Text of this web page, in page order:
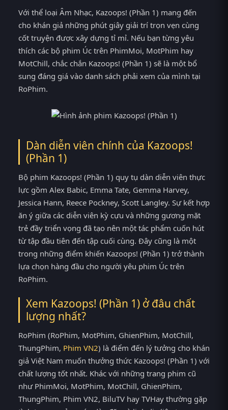
Với thể loại Âm Nhạc, Kazoops! (Phần 1) mang đến
cho khán giả những phút giây giải trí trọn vẹn cùng
cốt truyện được xây dựng tỉ mỉ. Nếu bạn từng yêu
thích các bộ phim Úc trên PhimMoi, MotPhim hay
MotChill, chắc chắn Kazoops! (Phần 1) sẽ là một bổ
sung đáng giá vào danh sách phải xem của mình tại
RoPhim.
Dàn diễn viên chính của Kazoops!
(Phần 1)
Bộ phim Kazoops! (Phần 1) quy tụ dàn diễn viên thực
lực gồm Alex Babic, Emma Tate, Gemma Harvey,
Jessica Hann, Reece Pockney, Scott Langley. Sự kết hợp
ăn ý giữa các diễn viên kỳ cựu và những gương mặt
trẻ đầy triển vọng đã tạo nên một tác phẩm cuốn hút
từ tập đầu tiên đến tập cuối cùng. Đây cũng là một
trong những điểm khiến Kazoops! (Phần 1) trở thành
lựa chọn hàng đầu cho người yêu phim Úc trên
RoPhim.
Xem Kazoops! (Phần 1) ở đâu chất
lượng nhất?
RoPhim (RoPhim, MotPhim, GhienPhim, MotChill,
ThungPhim, Phim VN2) là điểm đến lý tưởng cho khán
giả Việt Nam muốn thưởng thức Kazoops! (Phần 1) với
chất lượng tốt nhất. Khác với những trang phim cũ
như PhimMoi, MotPhim, MotChill, GhienPhim,
ThungPhim, Phim VN2, BiluTV hay TVHay thường gặp